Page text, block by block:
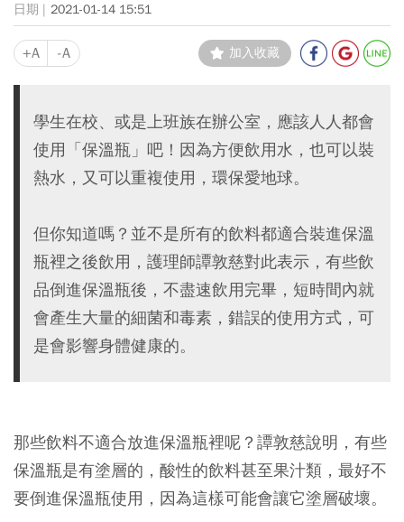
2021-01-14 15:51
+A -A 加入收藏
學生在校、或是上班族在辦公室，應該人人都會
使用「保溫瓶」吧！因為方便飲用水，也可以裝
熱水，又可以重複使用，環保愛地球。
但你知道嗎？並不是所有的飲料都適合裝進保溫
瓶裡之後飲用，護理師譚敦慈對此表示，有些飲
品倒進保溫瓶後，不盡速飲用完畢，短時間內就
會產生大量的細菌和毒素，錯誤的使用方式，可
是會影響身體健康的。
那些飲料不適合放進保溫瓶裡呢？譚敦慈說明，有些
保溫瓶是有塗層的，酸性的飲料甚至果汁類，最好不
要倒進保溫瓶使用，因為這樣可能會讓它塗層破壞。